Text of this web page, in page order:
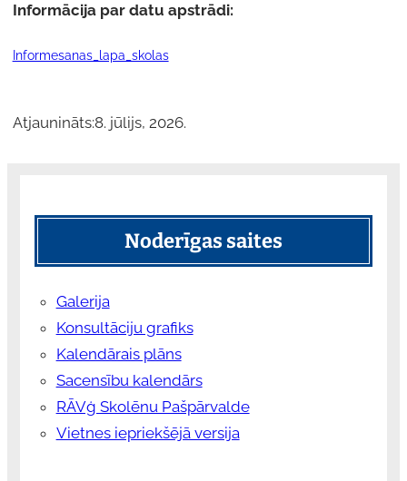
Informācija par datu apstrādi:
Informesanas_lapa_skolas
Atjaunināts:8. jūlijs, 2026.
Noderīgas saites
Galerija
Konsultāciju grafiks
Kalendārais plāns
Sacensību kalendārs
RĀVģ Skolēnu Pašpārvalde
Vietnes iepriekšējā versija